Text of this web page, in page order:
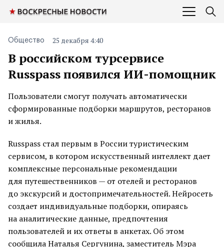
В российском турсервисе
Russpass появился ИИ-помощник
Общество 25 декабря 4:40
Пользователи смогут получать автоматически
сформированные подборки маршрутов, ресторанов
и жилья.
Russpass стал первым в России туристическим
сервисом, в котором искусственный интеллект дает
комплексные персональные рекомендации
для путешественников — от отелей и ресторанов
до экскурсий и достопримечательностей. Нейросеть
создает индивидуальные подборки, опираясь
на аналитические данные, предпочтения
пользователей и их ответы в анкетах. Об этом
сообщила Наталья Сергунина, заместитель Мэра